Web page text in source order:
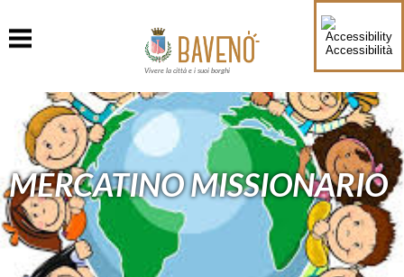
Accessibilità
Vivere la città e i suoi borghi
MERCATINO MISSIONARIO